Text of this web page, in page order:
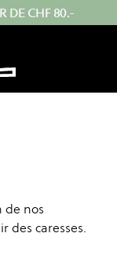
DE CHF 80.-
de nos
des caresses.